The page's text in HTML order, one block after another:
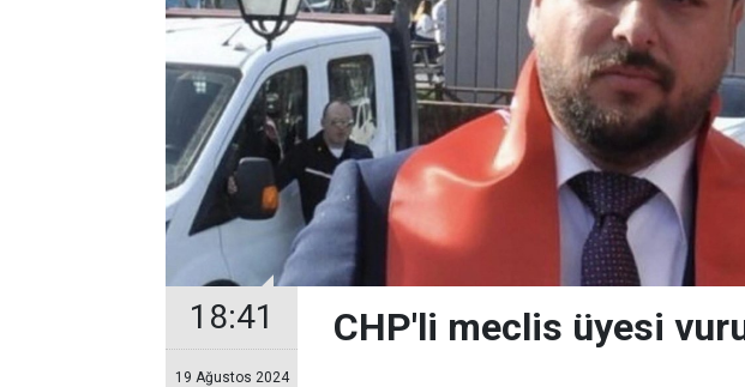
18:41
19 Ağustos 2024
CHP'li meclis üyesi